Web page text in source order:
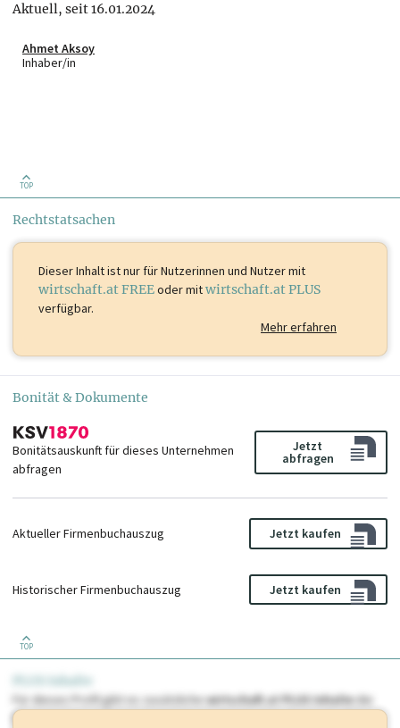
Aktuell, seit 16.01.2024
Ahmet Aksoy
Inhaber/in
TOP
Rechtstatsachen
Dieser Inhalt istnur für Nutzerinnen und Nutzer mit
wirtschaft.at FREEoder mitwirtschaft.at PLUS
verfügbar.
Mehr erfahren
Bonität & Dokumente
Bonitätsauskunft für dieses Unternehmen
abfragen
Jetzt
abfragen
Aktueller Firmenbuchauszug Jetzt kaufen
Historischer Firmenbuchauszug Jetzt kaufen
TOP
Für dieses Profil gibt es zusätzlichewirtschaft.at PLUS Inhaltedie
Sie momentan nicht einsehen können. Schalten Sie dieses Profil frei